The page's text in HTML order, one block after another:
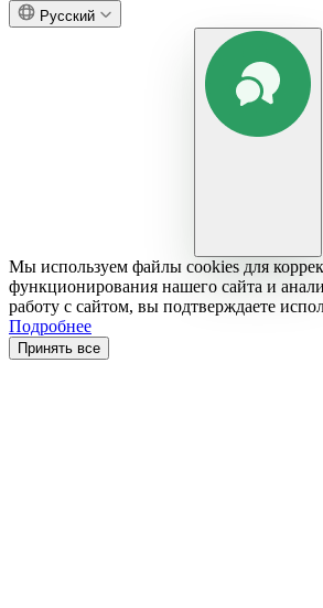
Русский
Мы используем файлы cookies для
функционирования нашего сайта и
работу с сайтом, вы подтверждаете
Подробнее
Принять все